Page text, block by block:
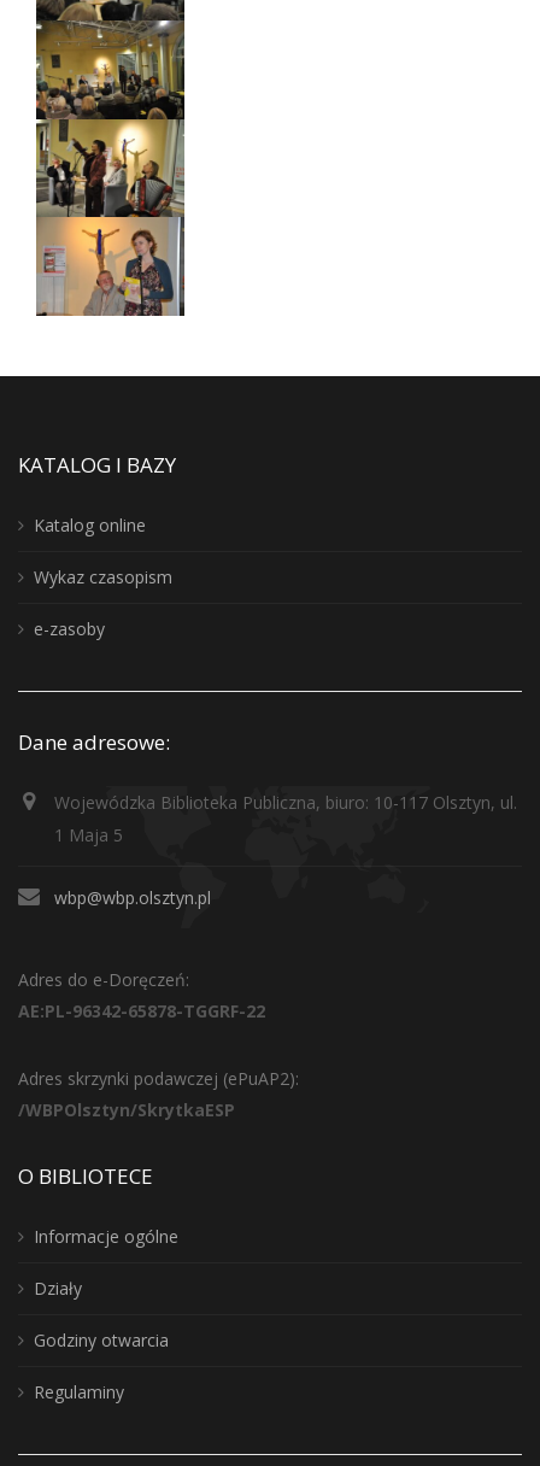
KATALOG I BAZY
Katalog online
Wykaz czasopism
e-zasoby
Dane adresowe:
Wojewódzka Biblioteka Publiczna, biuro: 10-117 Olsztyn, ul.
1 Maja 5
wbp@wbp.olsztyn.pl
Adres do e-Doręczeń:
AE:PL-96342-65878-TGGRF-22
Adres skrzynki podawczej (ePuAP2):
/WBPOlsztyn/SkrytkaESP
O BIBLIOTECE
Informacje ogólne
Działy
Godziny otwarcia
Regulaminy